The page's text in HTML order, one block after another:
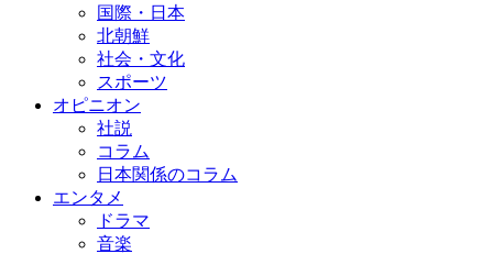
国際・日本
北朝鮮
社会・文化
スポーツ
オピニオン
社説
コラム
日本関係のコラム
エンタメ
ドラマ
音楽